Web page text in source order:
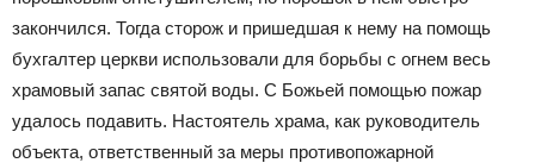
закончился. Тогда сторож и пришедшая к нему на помощь
бухгалтер церкви использовали для борьбы с огнем весь
храмовый запас святой воды. С Божьей помощью пожар
удалось подавить. Настоятель храма, как руководитель
объекта, ответственный за меры противопожарной